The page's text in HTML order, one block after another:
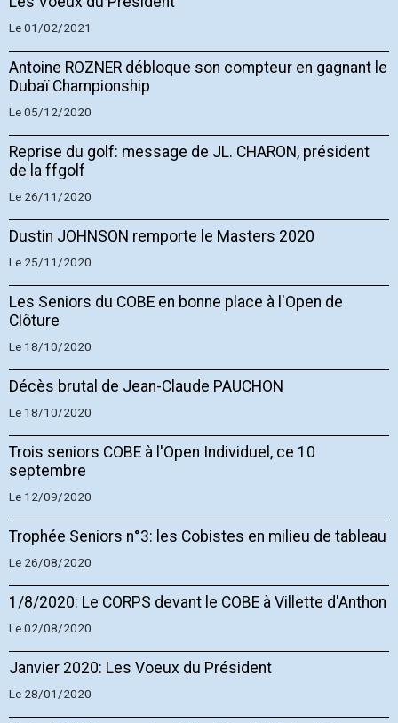
Le 01/02/2021
Antoine ROZNER débloque son compteur en gagnant le
Dubaï Championship
Le 05/12/2020
Reprise du golf: message de JL. CHARON, président
de la ffgolf
Le 26/11/2020
Dustin JOHNSON remporte le Masters 2020
Le 25/11/2020
Les Seniors du COBE en bonne place à l'Open de
Clôture
Le 18/10/2020
Décès brutal de Jean-Claude PAUCHON
Le 18/10/2020
Trois seniors COBE à l'Open Individuel, ce 10
septembre
Le 12/09/2020
Trophée Seniors n°3: les Cobistes en milieu de tableau
Le 26/08/2020
1/8/2020: Le CORPS devant le COBE à Villette d'Anthon
Le 02/08/2020
Janvier 2020: Les Voeux du Président
Le 28/01/2020